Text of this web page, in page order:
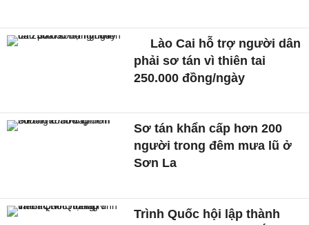
Lào Cai hỗ trợ người dân
phải sơ tán vì thiên tai
250.000 đồng/ngày
Sơ tán khẩn cấp hơn 200
người trong đêm mưa lũ ở
Sơn La
Trình Quốc hội lập thành